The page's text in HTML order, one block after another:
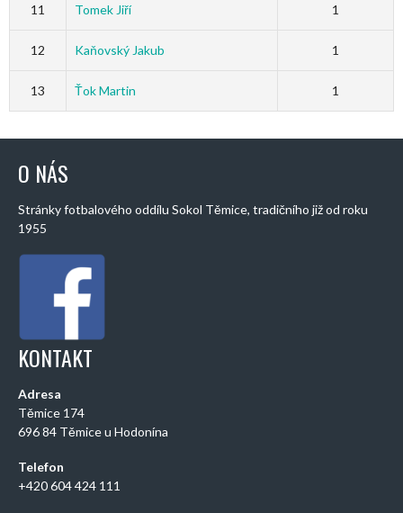
11 Tomek Jiří 1
12 Kaňovský Jakub 1
13 Ťok Martin 1
O NÁS
Stránky fotbalového oddílu Sokol Těmice, tradičního již od roku
1955
KONTAKT
Adresa
Těmice 174
696 84 Těmice u Hodonína
Telefon
+420 604 424 111